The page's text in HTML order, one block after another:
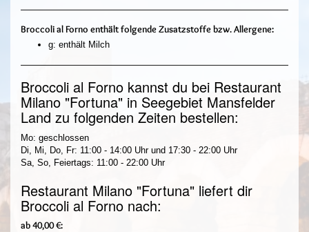
Broccoli al Forno enthält folgende Zusatzstoffe bzw. Allergene:
g: enthält Milch
Broccoli al Forno kannst du bei Restaurant
Milano "Fortuna" in Seegebiet Mansfelder
Land zu folgenden Zeiten bestellen:
Mo: geschlossen
Di, Mi, Do, Fr: 11:00 - 14:00 Uhr und 17:30 - 22:00 Uhr
Sa, So, Feiertags: 11:00 - 22:00 Uhr
Restaurant Milano "Fortuna" liefert dir
Broccoli al Forno nach:
ab 40,00 €: